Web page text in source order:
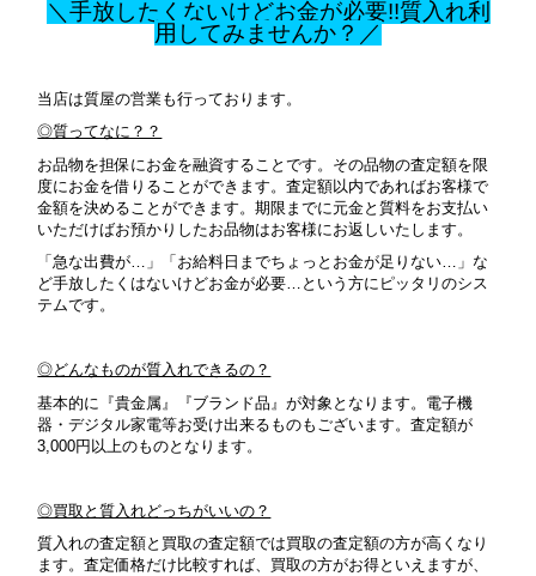
＼手放したくないけどお金が必要!!質入れ利
用してみませんか？／
当店は質屋の営業も行っております。
◎質ってなに？？
お品物を担保にお金を融資することです。その品物の査定額を限
度にお金を借りることができます。査定額以内であればお客様で
金額を決めることができます。期限までに元金と質料をお支払い
いただけばお預かりしたお品物はお客様にお返しいたします。
「急な出費が…」「お給料日までちょっとお金が足りない…」な
ど手放したくはないけどお金が必要…という方にピッタリのシス
テムです。
◎どんなものが質入れできるの？
基本的に『貴金属』『ブランド品』が対象となります。 電子機
器・デジタル家電等お受け出来るものもございます。査定額が
3,000円以上のものとなります。
◎買取と質入れどっちがいいの？
質入れの査定額と買取の査定額では買取の査定額の方が高くなり
ます。査定価格だけ比較すれば、買取の方がお得といえますが、